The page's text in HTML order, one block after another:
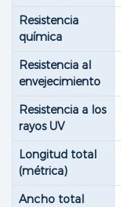
Resistencia
química
Resistencia al
envejecimiento
Resistencia a los
rayos UV
Longitud total
(métrica)
Ancho total